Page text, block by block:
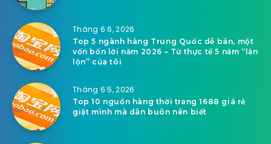
Tháng 6 6, 2026
Top 5 ngành hàng Trung Quốc dễ bán, một
vốn bốn lời năm 2026 – Từ thực tế 5 năm “lăn
lộn” của tôi
Tháng 6 5, 2026
Top 10 nguồn hàng thời trang 1688 giá rẻ
giật mình mà dân buôn nên biết